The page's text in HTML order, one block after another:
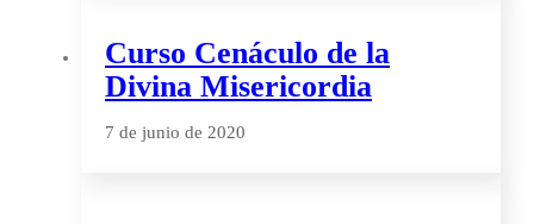
Curso Cenáculo de la
Divina Misericordia
7 de junio de 2020